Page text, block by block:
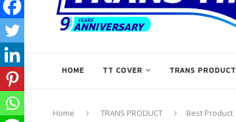
HOME TT COVER TRANS PRODUCT
Home TRANS PRODUCT Best Product